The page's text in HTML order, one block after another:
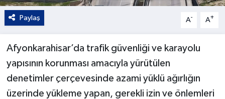
Paylaş A- A+
Afyonkarahisar’da trafik güvenliği ve karayolu
yapısının korunması amacıyla yürütülen
denetimler çerçevesinde azami yüklü ağırlığın
üzerinde yükleme yapan, gerekli izin ve önlemleri